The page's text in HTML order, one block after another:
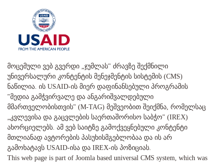
მოცემული ვებ გვერდი „ჯუმლას" ძრავზე შექმნილი
უნივერსალური კონტენტის მენეჯმენტის სისტემის (CMS)
ნაწილია. ის USAID-ის მიერ დაფინანსებული პროგრამის
"მედია გამჭვირვალე და ანგარიშვალდებული
მმართველობისთვის" (M-TAG) მეშვეობით შეიქმნა, რომელსაც
„კვლევისა და გაცვლების საერთაშორისო საბჭო" (IREX)
ახორციელებს. ამ ვებ საიტზე გამოქვეყნებული კონტენტი
მთლიანად ავტორების პასუხისმგებლობაა და ის არ
გამოხატავს USAID-ისა და IREX-ის პოზიციას.
This web page is part of Joomla based universal CMS system, which was